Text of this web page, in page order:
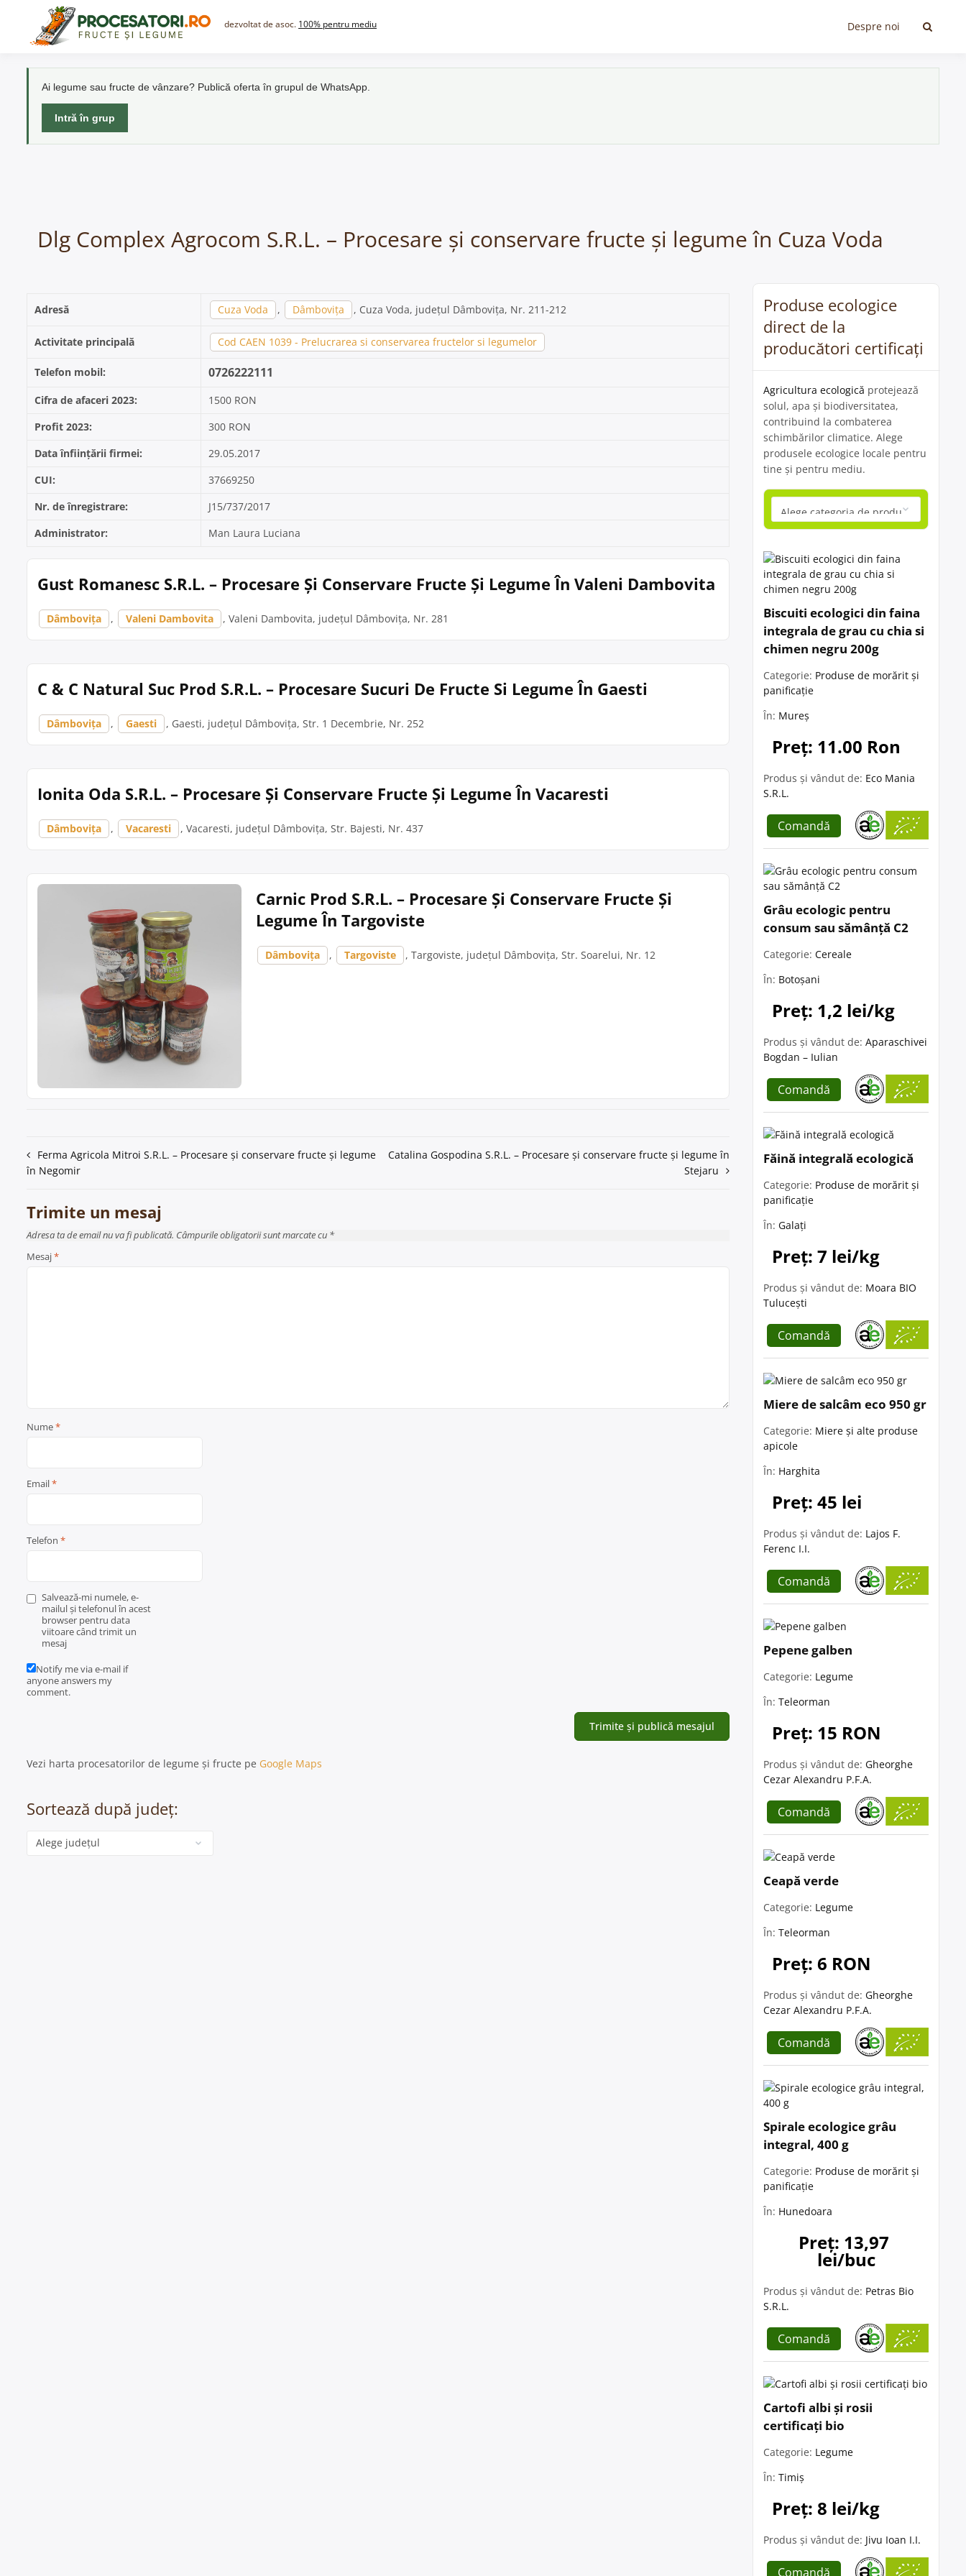
content
dezvoltat de asoc. 100% pentru mediu Despre noi
Ai legume sau fructe de vânzare? Publică oferta în grupul de WhatsApp.
Intră în grup
Dlg Complex Agrocom S.R.L. – Procesare și conservare fructe și legume în Cuza Voda
Adresă Cuza Voda , Dâmbovița , Cuza Voda, județul Dâmbovița, Nr. 211-212
Activitate principală Cod CAEN 1039 - Prelucrarea si conservarea fructelor si legumelor
Telefon mobil: 0726222111
Cifra de afaceri 2023:
1500 RON
Profit 2023:
300 RON
Data înființării firmei:
29.05.2017
CUI:
37669250
Nr. de înregistrare:
J15/737/2017
Administrator:
Man Laura Luciana
Gust Romanesc S.R.L. – Procesare Și Conservare Fructe Și Legume În Valeni Dambovita
Dâmbovița , Valeni Dambovita , Valeni Dambovita, județul Dâmbovița, Nr. 281
C & C Natural Suc Prod S.R.L. – Procesare Sucuri De Fructe Si Legume În Gaesti
Dâmbovița , Gaesti , Gaesti, județul Dâmbovița, Str. 1 Decembrie, Nr. 252
Ionita Oda S.R.L. – Procesare Și Conservare Fructe Și Legume În Vacaresti
Dâmbovița , Vacaresti , Vacaresti, județul Dâmbovița, Str. Bajesti, Nr. 437
Carnic Prod S.R.L. – Procesare Și Conservare Fructe Și
Legume În Targoviste
Dâmbovița , Targoviste , Targoviste, județul Dâmbovița, Str. Soarelui, Nr. 12
Navigare
în
articole
Ferma Agricola Mitroi S.R.L. – Procesare și conservare fructe și legume
în Negomir
Catalina Gospodina S.R.L. – Procesare și conservare fructe și legume în
Stejaru
Trimite un mesaj
Adresa ta de email nu va fi publicată. Câmpurile obligatorii sunt marcate cu *
Mesaj*
Nume*
Email*
Telefon *
Salvează-mi numele, e-
mailul și telefonul în acest
browser pentru data
viitoare când trimit un
mesaj
Notify me via e-mail if
anyone answers my
comment.
Vezi harta procesatorilor de legume și fructe pe Google Maps
Sortează după județ:
Categorie
Produse ecologice
direct de la
producători certificați
Agricultura ecologică protejează
solul, apa și biodiversitatea,
contribuind la combaterea
schimbărilor climatice. Alege
produsele ecologice locale pentru
tine și pentru mediu.
Biscuiti ecologici din faina
integrala de grau cu chia si
chimen negru 200g
Categorie: Produse de morărit și
panificație
În: Mureș
Preț: 11.00 Ron
Produs și vândut de: Eco Mania
S.R.L.
Comandă
Grâu ecologic pentru
consum sau sămânță C2
Categorie: Cereale
În: Botoșani
Preț: 1,2 lei/kg
Produs și vândut de: Aparaschivei
Bogdan – Iulian
Comandă
Făină integrală ecologică
Categorie: Produse de morărit și
panificație
În: Galați
Preț: 7 lei/kg
Produs și vândut de: Moara BIO
Tulucești
Comandă
Miere de salcâm eco 950 gr
Categorie: Miere și alte produse
apicole
În: Harghita
Preț: 45 lei
Produs și vândut de: Lajos F.
Ferenc I.I.
Comandă
Pepene galben
Categorie: Legume
În: Teleorman
Preț: 15 RON
Produs și vândut de: Gheorghe
Cezar Alexandru P.F.A.
Comandă
Ceapă verde
Categorie: Legume
În: Teleorman
Preț: 6 RON
Produs și vândut de: Gheorghe
Cezar Alexandru P.F.A.
Comandă
Spirale ecologice grâu
integral, 400 g
Categorie: Produse de morărit și
panificație
În: Hunedoara
Preț: 13,97
lei/buc
Produs și vândut de: Petras Bio
S.R.L.
Comandă
Cartofi albi și rosii
certificați bio
Categorie: Legume
În: Timiș
Preț: 8 lei/kg
Produs și vândut de: Jivu Ioan I.I.
Comandă